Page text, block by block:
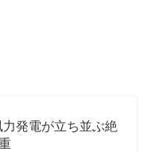
発電が立ち並ぶ絶